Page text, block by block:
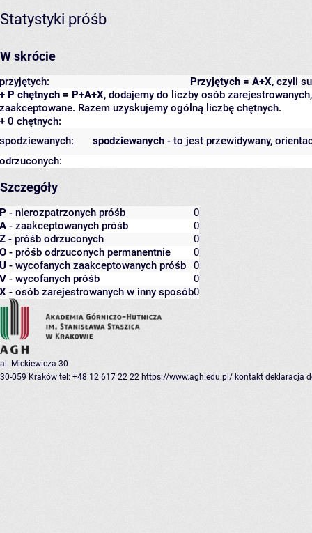
Statystyki próśb
W skrócie
Przyjętych = A+X, czyli
przyjętych:
+ P chętnych = P+A+X, dodajemy do liczby osób
zaakceptowane. Razem uzyskujemy ogólną liczbę chętnych.
+ 0 chętnych:
spodziewanych - to jest przewidywany,
spodziewanych:
odrzuconych:
Szczegóły
P - nierozpatrzonych próśb
0
A - zaakceptowanych próśb
0
Z - próśb odrzuconych
0
O - próśb odrzuconych permanentnie
0
U - wycofanych zaakceptowanych próśb
0
V - wycofanych próśb
0
X - osób zarejestrowanych w inny sposób0
al. Mickiewicza 30
30-059 Kraków tel: +48 12 617 22 22 https://www.agh.edu.pl/ kontakt deklaracja